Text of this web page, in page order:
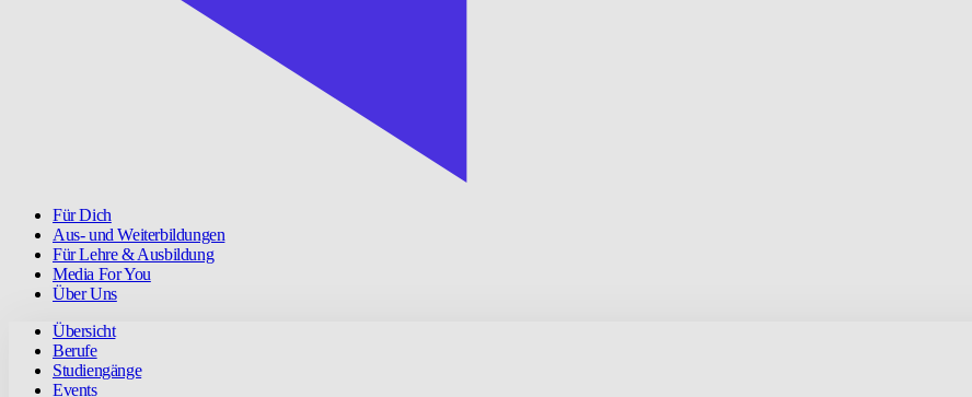
Für Dich
Aus- und Weiterbildungen
Für Lehre & Ausbildung
Media For You
Über Uns
Übersicht
Berufe
Studiengänge
Events